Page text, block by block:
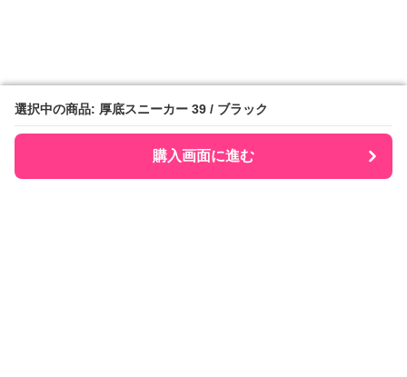
選択中の商品: 厚底スニーカー 39 / ブラック
購入画面に進む
選択中の商品: 厚底スニーカー 39 / ブラック
購入画面に進む